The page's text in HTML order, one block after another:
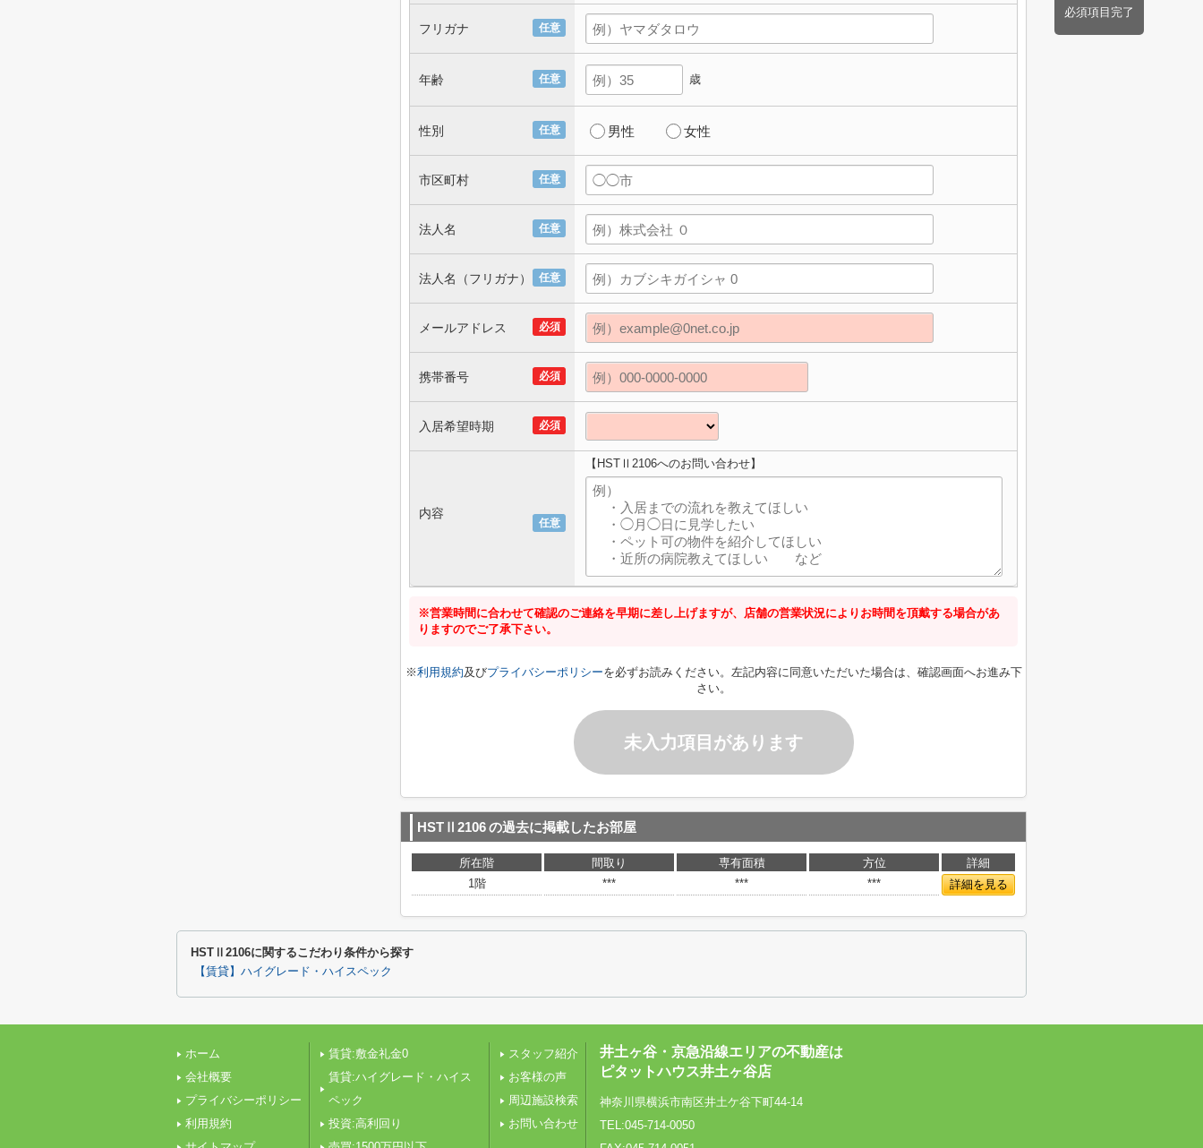
必須項目完了
任意
フリガナ
任意
年齢 歳
任意
性別 男性 女性
任意
市区町村
任意
法人名
任意
法人名（フリガナ）
必須
メールアドレス
必須
携帯番号
必須
入居希望時期
任意
内容
【HSTⅡ2106へのお問い合わせ】
※営業時間に合わせて確認のご連絡を早期に差し上げますが、店舗の営業状況によりお時間を頂戴する場合があ
りますのでご了承下さい。
※利用規約及びプライバシーポリシーを必ずお読みください。左記内容に同意いただいた場合は、確認画面へお進み下
さい。
未入力項目があります
HSTⅡ2106の過去に掲載したお部屋
所在階 間取り 専有面積 方位
詳細
1階
*** *** *** 詳細を見る
HSTⅡ2106に関するこだわり条件から探す
【賃貸】ハイグレード・ハイスペック
ホーム
会社概要
プライバシーポリシー
利用規約
賃貸:敷金礼金0
賃貸:ハイグレード・ハイス
ペック
投資:高利回り
スタッフ紹介
お客様の声
周辺施設検索
お問い合わせ
井土ヶ谷・京急沿線エリアの不動産は
ピタットハウス井土ヶ谷店
神奈川県横浜市南区井土ケ谷下町44-14
TEL:045-714-0050